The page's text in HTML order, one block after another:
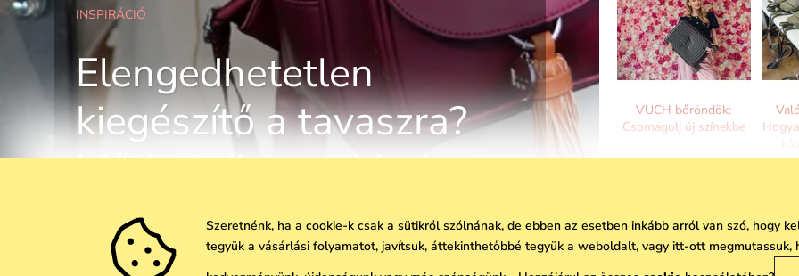
INSPIRÁCIÓ
Elengedhetetlen
kiegészítő a tavaszra?
Időtlen divatos Vuch
hátizsákok
VUCH bőröndök:
Csomagolj új színekbe
Szeretnénk, ha a cookie-k csak a sütikről szólnának, de ebben az esetben inkább arról van szó, hogy
tegyük a vásárlási folyamatot, javítsuk, áttekinthetőbbé tegyük a weboldalt, vagy itt-ott megmutassuk,